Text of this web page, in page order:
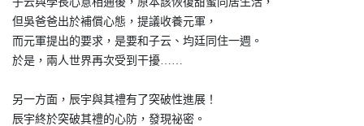
但吳爸爸出於補償心態，提議收養元軍，
而元軍提出的要求，是要和子云、均廷同住一週。
於是，兩人世界再次受到干擾……
另一方面，辰宇與其禮有了突破性進展！
辰宇終於突破其禮的心防，發現祕密。